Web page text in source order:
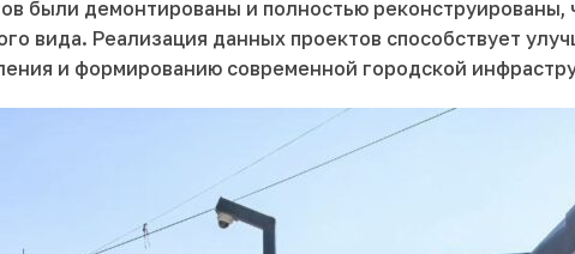
были демонтированы и полностью реконструированы,
вида. Реализация данных проектов способствует
и формированию современной городской